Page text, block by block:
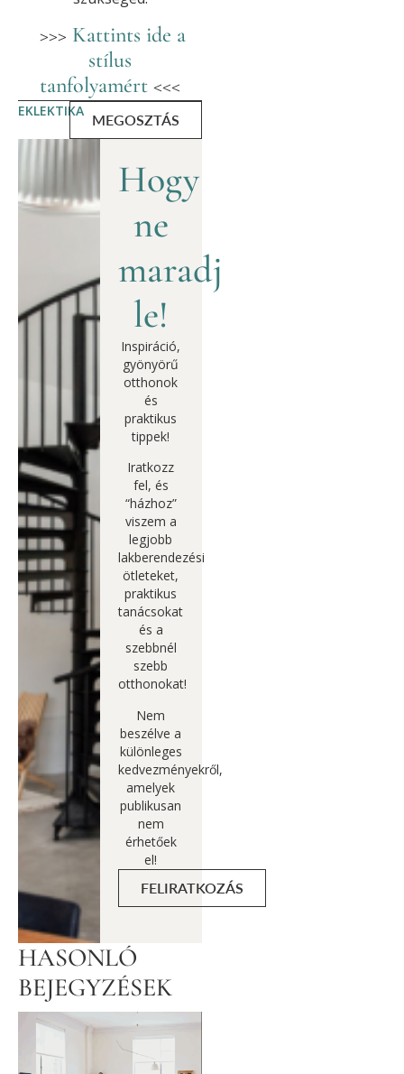
>>> Kattints ide a
stílus
tanfolyamért <<<
EKLEKTIKA
MEGOSZTÁS
Hogy
ne
maradj
le!
Inspiráció,
gyönyörű
otthonok
és
praktikus
tippek!
Iratkozz
fel, és
“házhoz”
viszem a
legjobb
lakberendezési
ötleteket,
praktikus
tanácsokat
és a
szebbnél
szebb
otthonokat!
Nem
beszélve a
különleges
kedvezményekről,
amelyek
publikusan
nem
érhetőek
el!
FELIRATKOZÁS
HASONLÓ
BEJEGYZÉSEK